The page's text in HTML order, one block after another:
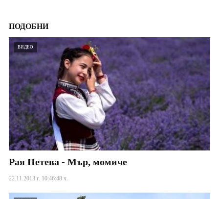
ПОДОБНИ
ВИДЕО
Рая Петева - Мър, момиче
22.11.2013 г. 10:46:48 ч.